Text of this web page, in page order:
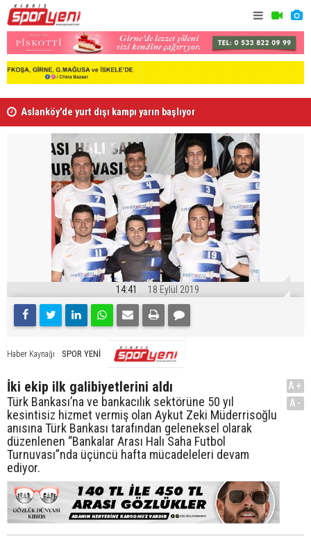
Aslanköy'de yurt dışı kampı yarın başlıyor
14:41 18 Eylül 2019
Haber Kaynağı SPOR YENİ
İki ekip ilk galibiyetlerini aldı
Türk Bankası’na ve bankacılık sektörüne 50 yıl
kesintisiz hizmet vermiş olan Aykut Zeki Müderrisoğlu
anısına Türk Bankası tarafından geleneksel olarak
düzenlenen “Bankalar Arası Halı Saha Futbol
Turnuvası”nda üçüncü hafta mücadeleleri devam
ediyor.
A+
A-